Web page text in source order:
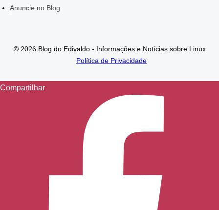
Anuncie no Blog
© 2026 Blog do Edivaldo - Informações e Notícias sobre Linux
Política de Privacidade
Compartilhar